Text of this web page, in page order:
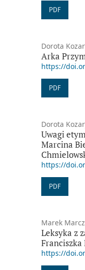
PDF
Dorota
Arka
https://
PDF
Dorota
Uwagi
Marcina
https://
PDF
Marek
Leksyka z
Franciszka
https://